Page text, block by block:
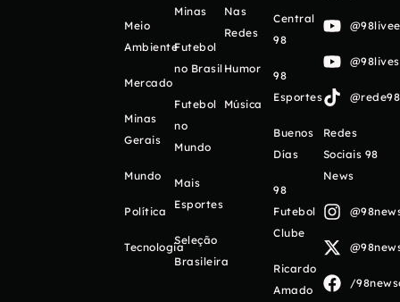
Meio
Ambiente
Mercado
Minas
Gerais
Mundo
Política
Tecnologia
Minas
Futebol
no Brasil
Futebol
no
Mundo
Mais
Esportes
Seleção
Brasileira
Nas
Redes
Humor
Música
Central
98
98
Esportes
Buenos
Días
98
Futebol
Clube
Ricardo
Amado
Redes
Sociais 98
News
/